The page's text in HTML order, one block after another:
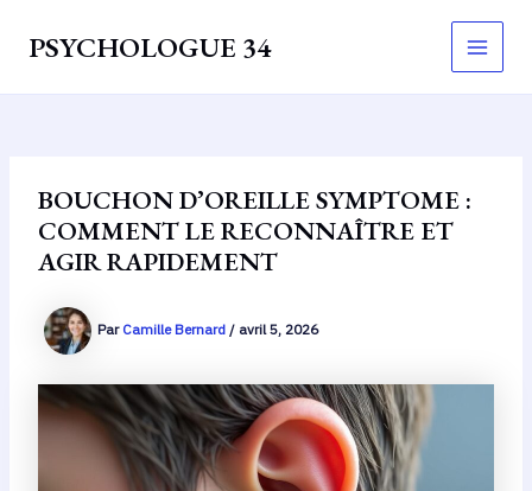
PSYCHOLOGUE 34
Main
BOUCHON D’OREILLE SYMPTOME :
COMMENT LE RECONNAÎTRE ET
AGIR RAPIDEMENT
Par Camille Bernard / avril 5, 2026